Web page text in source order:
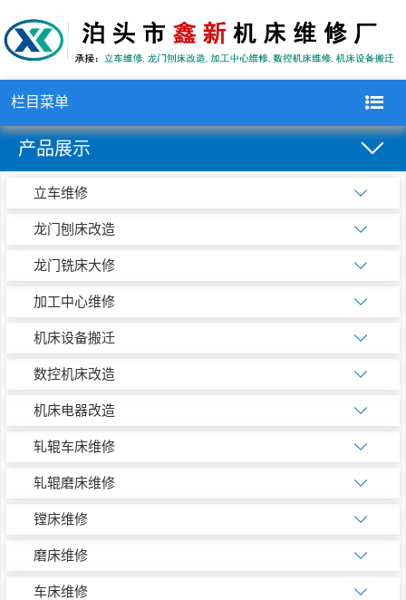
栏目菜单
产品展示
立车维修
龙门刨床改造
龙门铣床大修
加工中心维修
机床设备搬迁
数控机床改造
机床电器改造
轧辊车床维修
轧辊磨床维修
镗床维修
磨床维修
车床维修